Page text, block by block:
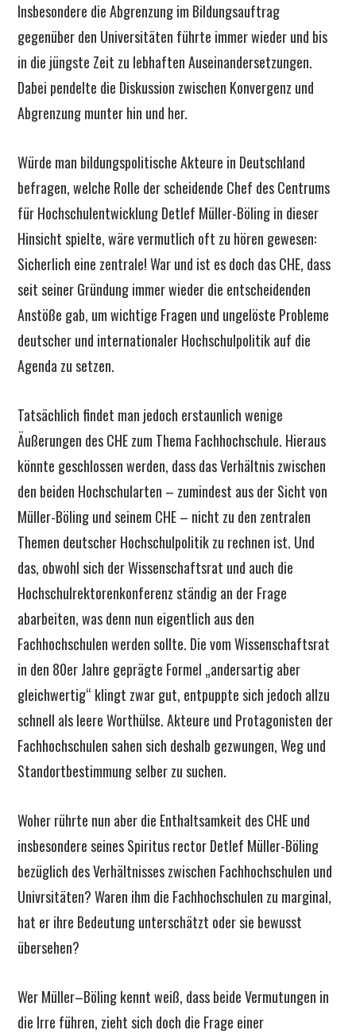
Insbesondere die Abgrenzung im Bildungsauftrag
gegenüber den Universitäten führte immer wieder und bis
in die jüngste Zeit zu lebhaften Auseinandersetzungen.
Dabei pendelte die Diskussion zwischen Konvergenz und
Abgrenzung munter hin und her.
Würde man bildungspolitische Akteure in Deutschland
befragen, welche Rolle der scheidende Chef des Centrums
für Hochschulentwicklung Detlef Müller-Böling in dieser
Hinsicht spielte, wäre vermutlich oft zu hören gewesen:
Sicherlich eine zentrale! War und ist es doch das CHE, dass
seit seiner Gründung immer wieder die entscheidenden
Anstöße gab, um wichtige Fragen und ungelöste Probleme
deutscher und internationaler Hochschulpolitik auf die
Agenda zu setzen.
Tatsächlich findet man jedoch erstaunlich wenige
Äußerungen des CHE zum Thema Fachhochschule. Hieraus
könnte geschlossen werden, dass das Verhältnis zwischen
den beiden Hochschularten – zumindest aus der Sicht von
Müller-Böling und seinem CHE – nicht zu den zentralen
Themen deutscher Hochschulpolitik zu rechnen ist. Und
das, obwohl sich der Wissenschaftsrat und auch die
Hochschulrektorenkonferenz ständig an der Frage
abarbeiten, was denn nun eigentlich aus den
Fachhochschulen werden sollte. Die vom Wissenschaftsrat
in den 80er Jahre geprägte Formel „andersartig aber
gleichwertig“ klingt zwar gut, entpuppte sich jedoch allzu
schnell als leere Worthülse. Akteure und Protagonisten der
Fachhochschulen sahen sich deshalb gezwungen, Weg und
Standortbestimmung selber zu suchen.
Woher rührte nun aber die Enthaltsamkeit des CHE und
insbesondere seines Spiritus rector Detlef Müller-Böling
bezüglich des Verhältnisses zwischen Fachhochschulen und
Univrsitäten? Waren ihm die Fachhochschulen zu marginal,
hat er ihre Bedeutung unterschätzt oder sie bewusst
übersehen?
Wer Müller–Böling kennt weiß, dass beide Vermutungen in
die Irre führen, zieht sich doch die Frage einer